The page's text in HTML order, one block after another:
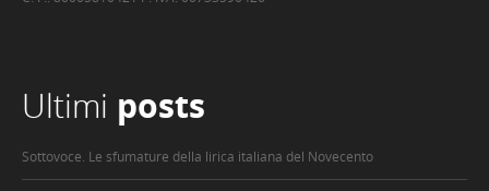
Ultimi posts
Sottovoce. Le sfumature della lirica italiana del Novecento